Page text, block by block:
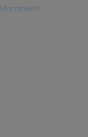
Monomeeth